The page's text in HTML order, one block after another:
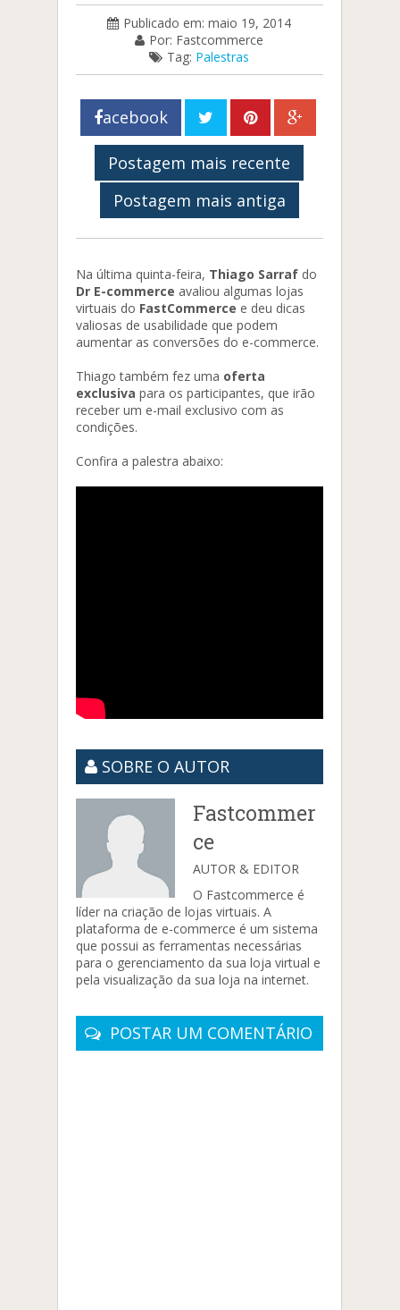
Publicado em: maio 19, 2014
Por: Fastcommerce
Tag: Palestras
acebook
Postagem mais recente
Postagem mais antiga
Na última quinta-feira, Thiago Sarraf do
Dr E-commerce avaliou algumas lojas
virtuais do FastCommerce e deu dicas
valiosas de usabilidade que podem
aumentar as conversões do e-commerce.
Thiago também fez uma oferta
exclusiva para os participantes, que irão
receber um e-mail exclusivo com as
condições.
Confira a palestra abaixo:
SOBRE O AUTOR
Fastcommer
ce
AUTOR & EDITOR
O Fastcommerce é
líder na criação de lojas virtuais. A
plataforma de e-commerce é um sistema
que possui as ferramentas necessárias
para o gerenciamento da sua loja virtual e
pela visualização da sua loja na internet.
POSTAR UM COMENTÁRIO